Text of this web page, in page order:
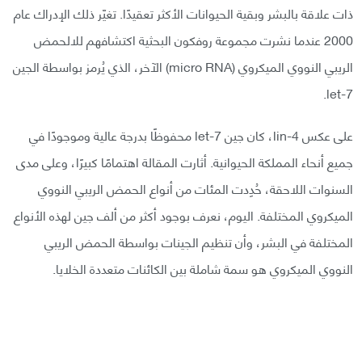
ذات علاقة بالبشر وبقية الحيوانات الأكثر تعقيدًا. تغيّر ذلك الإدراك عام
2000 عندما نشرت مجموعة روفكون البحثية اكتشافهم للالحمض
الريبي النووي الميكروي (micro RNA) الآخر، الذي يُرمز بواسطة الجين
let-7.
على عكس lin-4، كان جين let-7 محفوظًا بدرجة عالية وموجودًا في
جميع أنحاء المملكة الحيوانية. أثارت المقالة اهتمامًا كبيرًا، وعلى مدى
السنوات اللاحقة، حُدِدت المئات من أنواع الحمض الريبي النووي
الميكروي المختلفة. اليوم، نعرف بوجود أكثر من ألف جين لهذه الأنواع
المختلفة في البشر، وأن تنظيم الجينات بواسطة الحمض الريبي
النووي الميكروي هو سمة شاملة بين الكائنات متعددة الخلايا.